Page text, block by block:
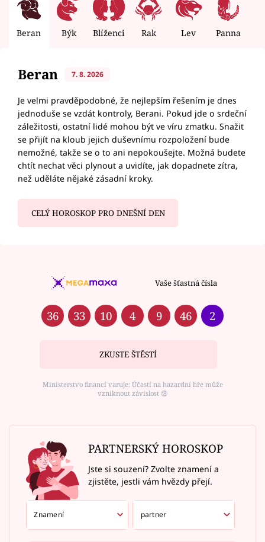
Beran Býk Blíženci Rak Lev Panna
Beran 7. 8. 2026
Je velmi pravděpodobné, že nejlepším řešením je dnes
jednoduše se vzdát kontroly, Berani. Pokud jde o srdeční
záležitosti, ostatní lidé mohou být ve víru zmatku. Snažit
se přijít na kloub jejich duševnímu rozpoložení bude
nemožné, takže se o to ani nepokoušejte. Možná budete
chtít nechat věci plynout a uvidíte, jak dopadnete zítra,
než uděláte nějaké zásadní kroky.
CELÝ HOROSKOP PRO DNEŠNÍ DEN
Vaše šťastná čísla
36 33 10 4 9 46 2
ZKUSTE ŠTĚSTÍ
Ministerstvo financí varuje: Účastí na hazardní hře může
vzniknout závislost ⑱
PARTNERSKÝ HOROSKOP
Jste si souzení? Zvolte znamení a
zjistěte, jestli vám hvězdy přejí.